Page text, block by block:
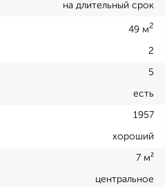
на длительный срок
49 м2
2
5
есть
1957
хороший
7 м²
центральное